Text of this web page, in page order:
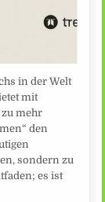
in der Welt
mit
zu mehr
den
sondern zu
es ist